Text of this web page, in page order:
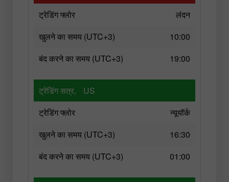
ट्रेडिंग फ्लोर
लंदन
खुलने का समय (UTC+3)
10:00
बंद करने का समय (UTC+3)
19:00
ट्रेडिंग सत्र,
US
ट्रेडिंग फ्लोर
न्यूयॉर्क
खुलने का समय (UTC+3)
16:30
बंद करने का समय (UTC+3)
01:00